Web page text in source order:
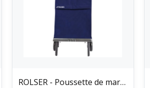
ROLSER - Poussette de marché 2 roues 43 L Bleue...